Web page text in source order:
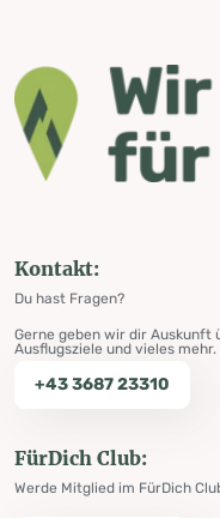
Kontakt:
Du hast Fragen?
Gerne geben wir dir Auskunft
Ausflugsziele und vieles mehr.
+43 3687 23310
FürDich Club:
Werde Mitglied im FürDich